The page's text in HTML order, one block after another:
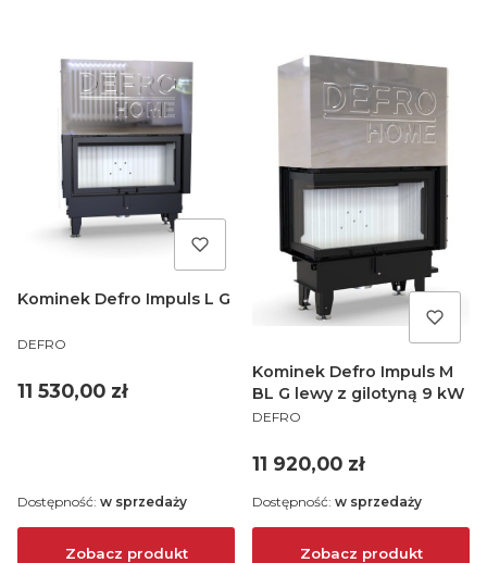
Kominek Defro Impuls L G
PRODUCENT
DEFRO
Cena
11 530,00 zł
Zobacz produkt
Dostępność: w sprzedaży
Kominek Defro Impuls M
BL G lewy z gilotyną 9 kW
PRODUCENT
DEFRO
Cena
11 920,00 zł
Zobacz produkt
Dostępność: w sprzedaży